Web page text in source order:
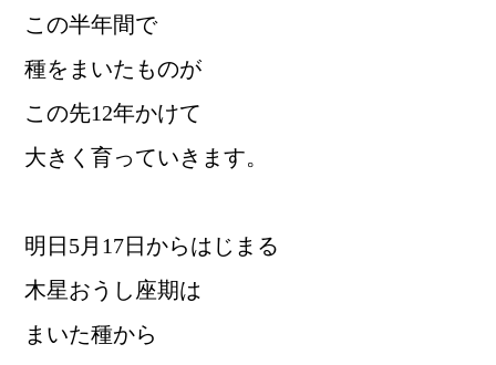
この半年間で
種をまいたものが
この先12年かけて
大きく育っていきます。
明日5月17日からはじまる
木星おうし座期は
まいた種から